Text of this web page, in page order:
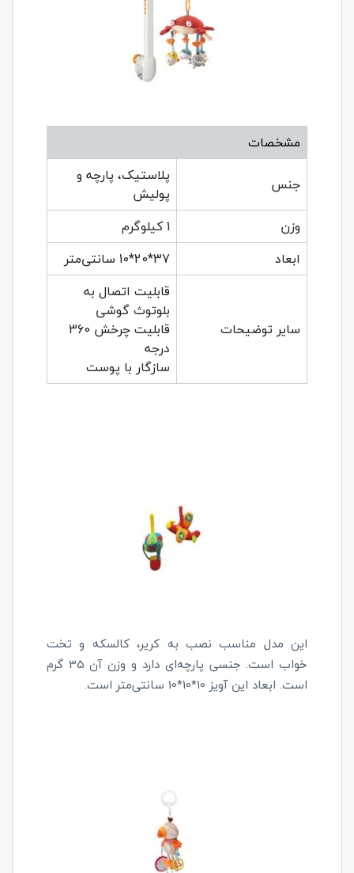
مشخصات
جنس
پلاستیک، پارچه و
پولیش
وزن
1 کیلوگرم
ابعاد
37*20*10 سانتی‌متر
سایر توضیحات
قابلیت اتصال به
بلوتوث گوشی
قابلیت چرخش 360
درجه
سازگار با پوست
این مدل مناسب نصب به کریر، کالسکه و تخت
خواب است. جنسی پارچه‌ای دارد و وزن آن 35 گرم
است. ابعاد این آویز 10*10*10 سانتی‌متر است.